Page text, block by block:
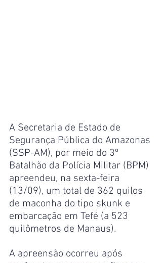
A Secretaria de Estado de
Segurança Pública do Amazonas
(SSP-AM), por meio do 3º
Batalhão da Polícia Militar (BPM)
apreendeu, na sexta-feira
(13/09), um total de 362 quilos
de maconha do tipo skunk e
embarcação em Tefé (a 523
quilômetros de Manaus).
A apreensão ocorreu após